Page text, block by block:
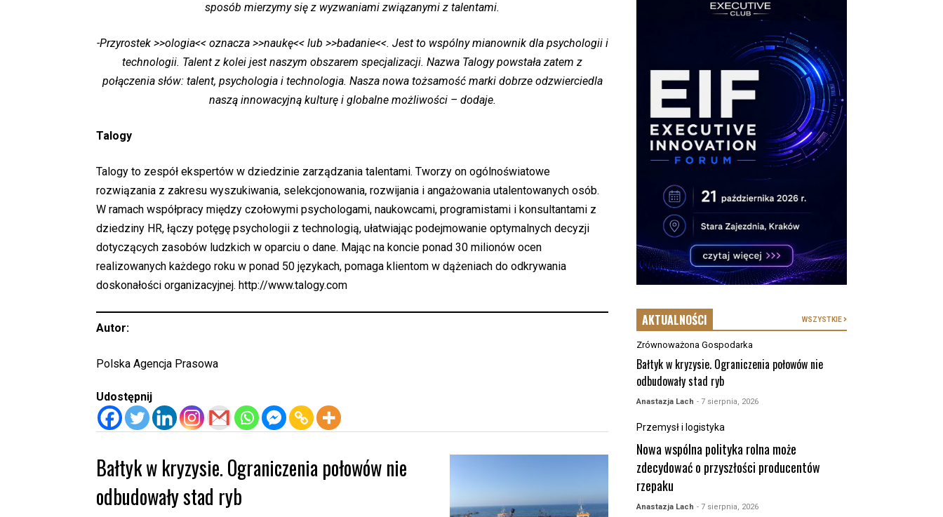
sposób mierzymy się z wyzwaniami związanymi z talentami.
-Przyrostek >>ologia<< oznacza >>naukę<< lub >>badanie<<. Jest to wspólny mianownik dla psychologii i
technologii. Talent z kolei jest naszym obszarem specjalizacji. Nazwa Talogy powstała zatem z
połączenia słów: talent, psychologia i technologia. Nasza nowa tożsamość marki dobrze odzwierciedla
naszą innowacyjną kulturę i globalne możliwości – dodaje.
Talogy
Talogy to zespół ekspertów w dziedzinie zarządzania talentami. Tworzy on ogólnoświatowe
rozwiązania z zakresu wyszukiwania, selekcjonowania, rozwijania i angażowania utalentowanych osób.
W ramach współpracy między czołowymi psychologami, naukowcami, programistami i konsultantami z
dziedziny HR, łączy potęgę psychologii z technologią, ułatwiając podejmowanie optymalnych decyzji
dotyczących zasobów ludzkich w oparciu o dane. Mając na koncie ponad 30 milionów ocen
realizowanych każdego roku w ponad 50 językach, pomaga klientom w dążeniach do odkrywania
doskonałości organizacyjnej. http://www.talogy.com
Autor:
Polska Agencja Prasowa
Udostępnij
Bałtyk w kryzysie. Ograniczenia połowów nie
odbudowały stad ryb
AKTUALNOŚCI WSZYSTKIE
Zrównoważona Gospodarka
Bałtyk w kryzysie. Ograniczenia połowów nie
odbudowały stad ryb
Anastazja Lach - 7 sierpnia, 2026
Przemysł i logistyka
Nowa wspólna polityka rolna może
zdecydować o przyszłości producentów
rzepaku
Anastazja Lach - 7 sierpnia, 2026